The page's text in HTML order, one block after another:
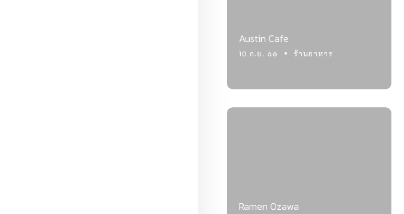
Austin Cafe
10 ก.ย. 66 ร้านอาหาร
Ramen Ozawa